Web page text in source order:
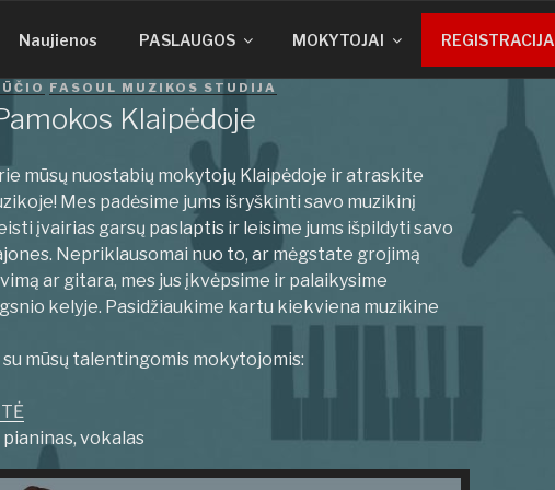
Naujienos PASLAUGOS MOKYTOJAI REGISTRACIJA
FASOUL MUZIKOS STUDIJA
Klaipėdoje
mūsų nuostabių mokytojų Klaipėdoje ir atraskite
Mes padėsime jums išryškinti savo muzikinį
įvairias garsų paslaptis ir leisime jums išpildyti savo
Nepriklausomai nuo to, ar mėgstate grojimą
ar gitara, mes jus įkvėpsime ir palaikysime
kelyje. Pasidžiaukime kartu kiekviena muzikine
mūsų talentingomis mokytojomis:
vokalas